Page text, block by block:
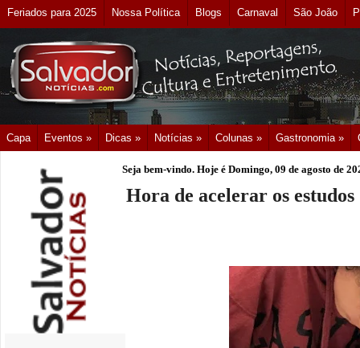
Feriados para 2025 Nossa Política Blogs Carnaval São João
Capa Eventos » Dicas » Notícias » Colunas » Gastronomia »
Seja bem-vindo. Hoje é Domingo, 09 de agosto de
Hora de acelerar os estudos